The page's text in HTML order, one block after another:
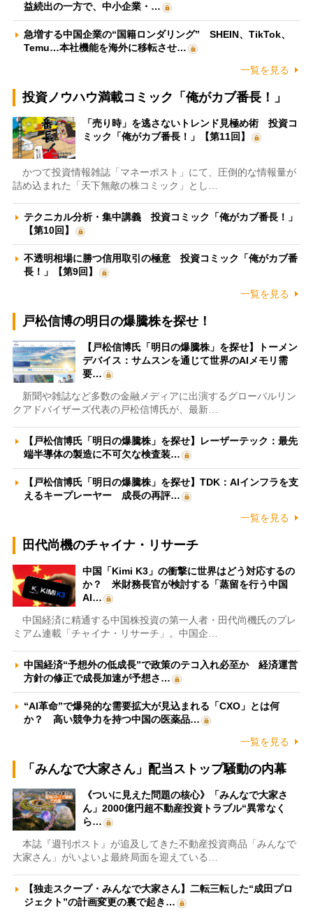
益続出の一方で、中小企業・…
急増する中国企業の“国籍ロンダリング” SHEIN、TikTok、
Temu…本社機能を海外に移転させ…
一覧を見る
投資ノウハウ満載コミック「俺がカブ番長！」
「売り時」を逃さないトレンド見極め術 投資コ
ミック「俺がカブ番長！」【第11回】
かつて投資情報雑誌「マネーポスト」にて、圧倒的な情報量が
詰め込まれた「天下無敵の株コミック」とし…
テクニカル分析・集中講義 投資コミック「俺がカブ番長！」
【第10回】
不透明相場に勝つ信用取引の極意 投資コミック「俺がカブ番
長！」【第9回】
一覧を見る
戸松信博の明日の爆騰株を探せ！
【戸松信博氏「明日の爆騰株」を探せ】トーメン
デバイス：サムスンを通じて世界のAIメモリ需
要…
新聞や雑誌など多数の金融メディアに出演するグローバルリン
クアドバイザーズ代表の戸松信博氏が、最新…
【戸松信博氏「明日の爆騰株」を探せ】レーザーテック：最先
端半導体の製造に不可欠な検査装…
【戸松信博氏「明日の爆騰株」を探せ】TDK：AIインフラを支
えるキープレーヤー 成長の再評…
一覧を見る
田代尚機のチャイナ・リサーチ
中国「Kimi K3」の衝撃に世界はどう対応するの
か？ 米財務長官が検討する「蒸留を行う中国
AI…
中国経済に精通する中国株投資の第一人者・田代尚機氏のプレ
ミアム連載「チャイナ・リサーチ」。中国企…
中国経済“予想外の低成長”で政策のテコ入れ必至か 経済運営
方針の修正で成長加速が予想さ…
“AI革命”で爆発的な需要拡大が見込まれる「CXO」とは何
か？ 高い競争力を持つ中国の医薬品…
一覧を見る
「みんなで大家さん」配当ストップ騒動の内幕
《ついに見えた問題の核心》「みんなで大家さ
ん」2000億円超不動産投資トラブル“異常なく
ら…
本誌『週刊ポスト』が追及してきた不動産投資商品「みんなで
大家さん」がいよいよ最終局面を迎えている…
【独走スクープ・みんなで大家さん】二転三転した“成田プロ
ジェクト”の計画変更の裏で起き…